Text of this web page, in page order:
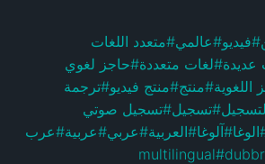
#فيديو#عالمي#متعدد اللغات
عديدة#لغات متعددة#حاجز لغوي
اللغوية#منتج#منتج فيديو#ترجمة
#تسجيل#تسجيل صوتي
الوغا#آلوغا#العربية#عربي#عربية#عرب
dubbr
#
multilingual